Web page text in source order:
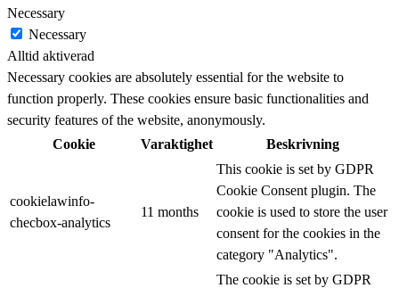
Necessary
Necessary
Alltid aktiverad
Necessary cookies are absolutely essential for the website to
function properly. These cookies ensure basic functionalities and
security features of the website, anonymously.
Cookie
Varaktighet Beskrivning
cookielawinfo-
checbox-analytics
11 months
This cookie is set by GDPR
Cookie Consent plugin. The
cookie is used to store the user
consent for the cookies in the
category "Analytics".
The cookie is set by GDPR